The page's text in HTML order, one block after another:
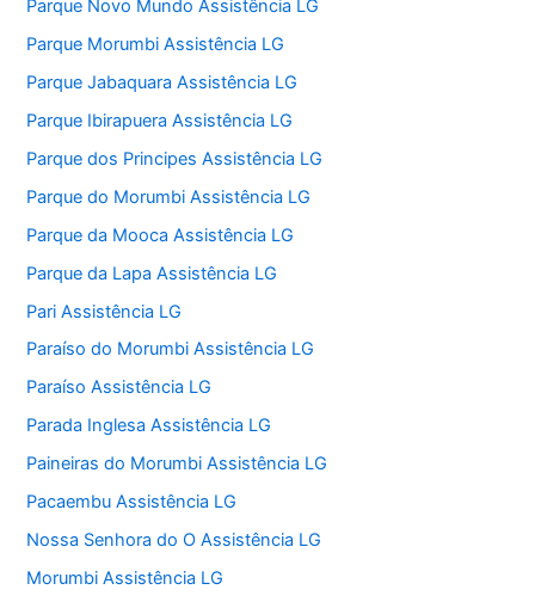
Parque Novo Mundo Assistência LG
Parque Morumbi Assistência LG
Parque Jabaquara Assistência LG
Parque Ibirapuera Assistência LG
Parque dos Principes Assistência LG
Parque do Morumbi Assistência LG
Parque da Mooca Assistência LG
Parque da Lapa Assistência LG
Pari Assistência LG
Paraíso do Morumbi Assistência LG
Paraíso Assistência LG
Parada Inglesa Assistência LG
Paineiras do Morumbi Assistência LG
Pacaembu Assistência LG
Nossa Senhora do O Assistência LG
Morumbi Assistência LG